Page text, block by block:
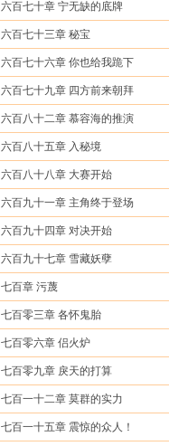
六百七十章 宁无缺的底牌
六百七十三章 秘宝
六百七十六章 你也给我跪下
六百七十九章 四方前来朝拜
六百八十二章 慕容海的推演
六百八十五章 入秘境
六百八十八章 大赛开始
六百九十一章 主角终于登场
六百九十四章 对决开始
六百九十七章 雪藏妖孽
七百章 污蔑
七百零三章 各怀鬼胎
七百零六章 侣火炉
七百零九章 戾天的打算
七百一十二章 莫群的实力
七百一十五章 震惊的众人！